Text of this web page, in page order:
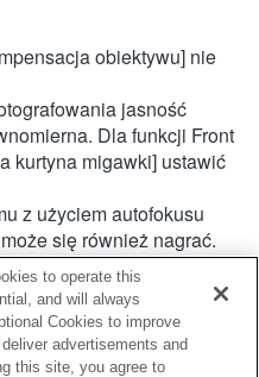
obiektywu] nie
jasność
Dla funkcji Front
kurtyna migawki] ustawić
z użyciem autofokusu
się również nagrać.
w przypadku 3
funkcji SteadyShot
nie jest obsługiwany.
to operate this
and will always
Cookies to improve
advertisements and
this site, you agree to